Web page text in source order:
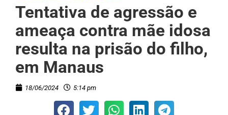
Tentativa de agressão e
ameaça contra mãe idosa
resulta na prisão do filho,
em Manaus
18/06/2024 5:14 pm